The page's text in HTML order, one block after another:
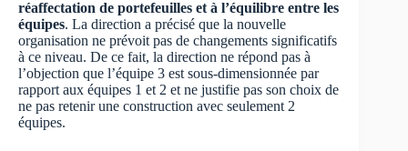
réaffectation de portefeuilles et à l’équilibre entre les
équipes. La direction a précisé que la nouvelle
organisation ne prévoit pas de changements significatifs
à ce niveau. De ce fait, la direction ne répond pas à
l’objection que l’équipe 3 est sous-dimensionnée par
rapport aux équipes 1 et 2 et ne justifie pas son choix de
ne pas retenir une construction avec seulement 2
équipes.